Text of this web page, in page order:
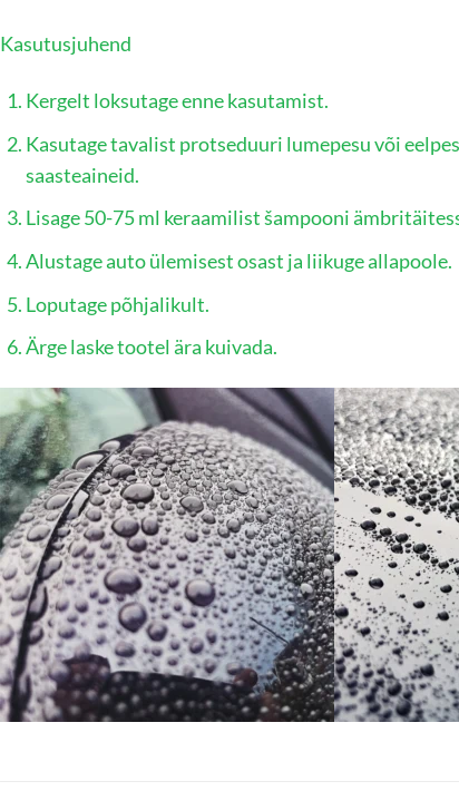
Kasutusjuhend
Kergelt loksutage enne kasutamist.
Kasutage tavalist protseduuri lumepesu või
saasteaineid.
Lisage 50-75 ml keraamilist šampooni
Alustage auto ülemisest osast ja liikuge allapoole.
Loputage põhjalikult.
Ärge laske tootel ära kuivada.